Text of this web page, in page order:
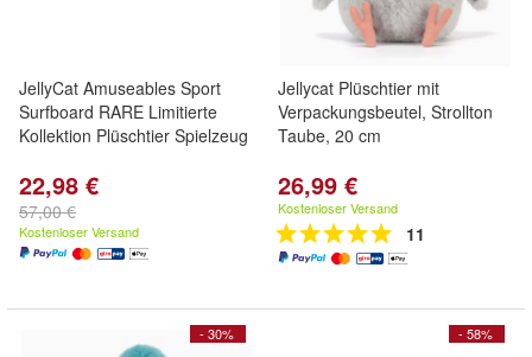
JellyCat Amuseables Sport
Surfboard RARE Limitierte
Kollektion Plüschtier Spielzeug
22,98 €
57,00 €
Kostenloser Versand
Jellycat Plüschtier mit
Verpackungsbeutel, Strollton
Taube, 20 cm
26,99 €
Kostenloser Versand
11
- 30% - 58%